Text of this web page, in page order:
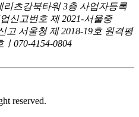
리츠강북타워 3층 사업자등록
신고번호 제 2021-서울중
고 서울청 제 2018-19호 원격평
070-4154-0804
reserved.